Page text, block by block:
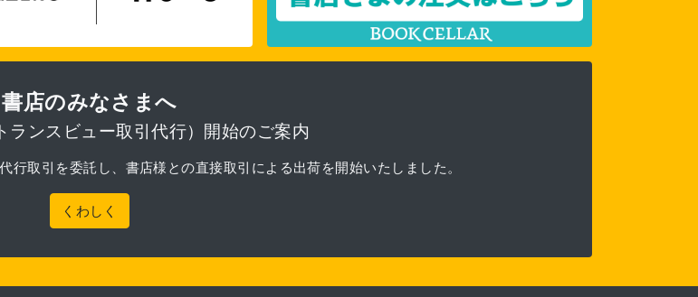
書店のみなさまへ
ランスビュー取引代行）開始のご案内
行取引を委託し、書店様との直接取引による出荷を開始いたしました。
くわしく